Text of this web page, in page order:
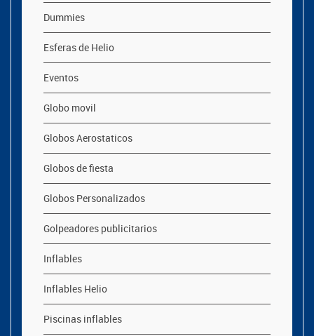
Dummies
Esferas de Helio
Eventos
Globo movil
Globos Aerostaticos
Globos de fiesta
Globos Personalizados
Golpeadores publicitarios
Inflables
Inflables Helio
Piscinas inflables